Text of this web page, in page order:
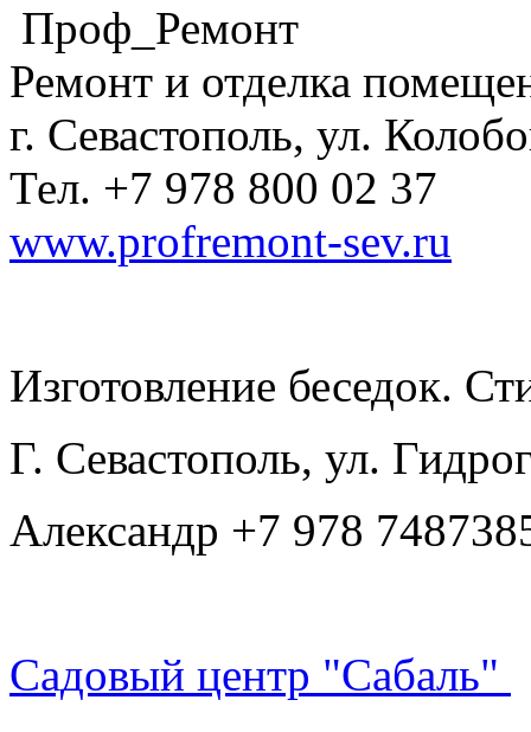
Проф_Ремонт
Ремонт и отделка
г. Севастополь, ул.
Тел. +7 978 800 02 37
www.profremont-sev.ru
Изготовление беседок.
Г. Севастополь, ул.
Александр +7 978
Садовый центр "Сабаль"